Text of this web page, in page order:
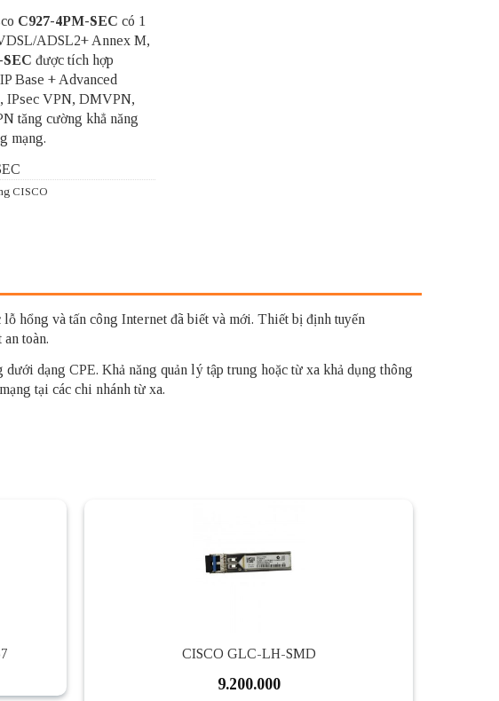
C927-4PM-SEC có 1
ADSL2+ Annex M,
được tích hợp
Base + Advanced
IPsec VPN, DMVPN,
tăng cường khẳ năng
mạng.
CISCO
hổng và tấn công Internet đã biết và mới. Thiết bị định tuyến
toàn.
dưới dạng CPE. Khả năng quản lý tập trung hoặc từ xa khả dụng thông
tại các chi nhánh từ xa.
CISCO GLC-LH-SMD
9.200.000